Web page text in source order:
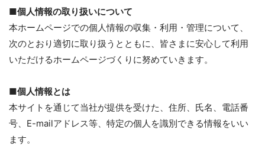
■個人情報の取り扱いについて
本ホームページでの個人情報の収集・利用・管理について、
次のとおり適切に取り扱うとともに、皆さまに安心して利用
いただけるホームページづくりに努めていきます。
■個人情報とは
本サイトを通じて当社が提供を受けた、住所、氏名、電話番
号、E-mailアドレス等、特定の個人を識別できる情報をいい
ます。